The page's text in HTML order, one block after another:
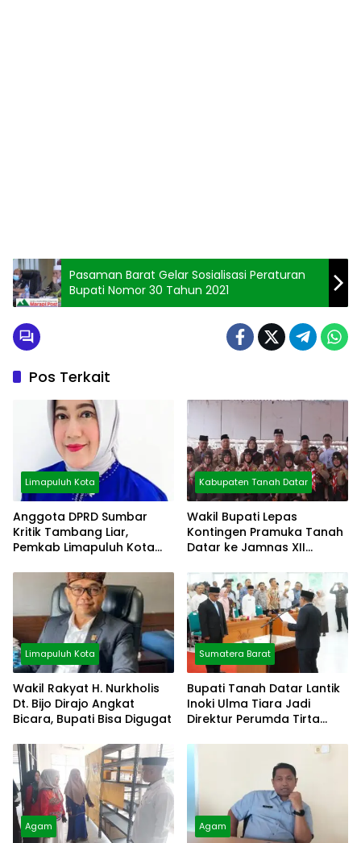
Pasaman Barat Gelar Sosialisasi Peraturan
Bupati Nomor 30 Tahun 2021
Pos Terkait
Limapuluh Kota
Anggota DPRD Sumbar
Kritik Tambang Liar,
Pemkab Limapuluh Kota
Kabupaten Tanah Datar
Wakil Bupati Lepas
Kontingen Pramuka Tanah
Datar ke Jamnas XII
Limapuluh Kota
Wakil Rakyat H. Nurkholis
Dt. Bijo Dirajo Angkat
Bicara, Bupati Bisa Digugat
Sumatera Barat
Bupati Tanah Datar Lantik
Inoki Ulma Tiara Jadi
Direktur Perumda Tirta
Agam Agam